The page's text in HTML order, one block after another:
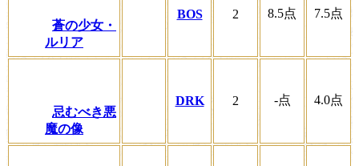
蒼の少女・
ルリア
BOS 2 8.5点 7.5点
忌むべき悪
魔の像
DRK 2 -点 4.0点